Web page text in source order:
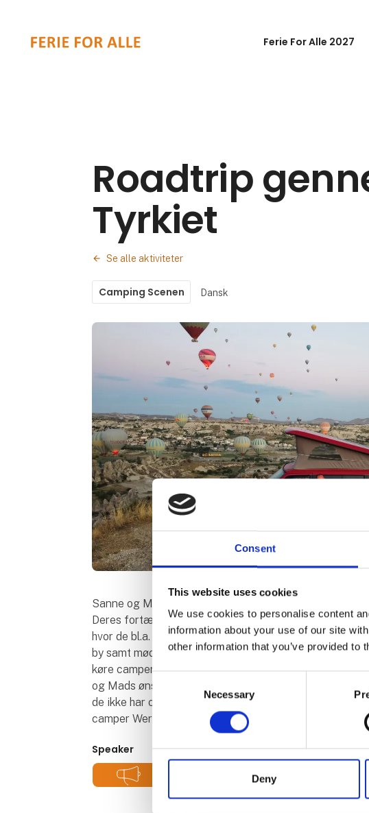
Consent
This website uses cookies
We use cookies to personalise content
information about your use of our site
other information that you’ve provided to
Necessary
Deny
Ferie For Alle 2027
Roadtrip
Tyrkiet
Se alle aktiviteter
Camping Scenen Dansk
Sanne og Mads fra WerasRoadtrips fortæller om
Deres fortælling rummer flotte billeder og videoer fra
hvor de bl.a. kom forbi Kappadokia med de mange
by samt mødet med den Tyrkiske gæstfrihed. De
køre camper i Tyrkiet, hvad det kræver af
og Mads ønsker med deres foredrag at inspirere andre
de ikke har overvejet før. Selv har de gennem de sidste
camper Wera.
Speaker
Weras Roadtrips